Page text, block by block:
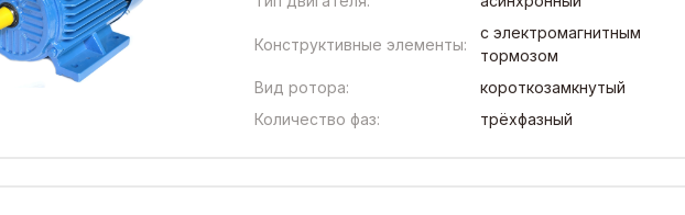
Конструктивные элементы:
с электромагнитным
тормозом
Вид ротора:
короткозамкнутый
Количество фаз:
трёхфазный